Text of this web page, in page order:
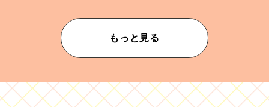
もっと見る